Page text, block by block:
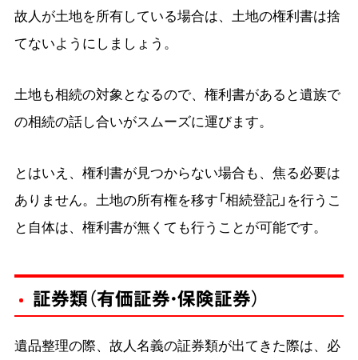
故人が土地を所有している場合は、土地の権利書は捨
てないようにしましょう。
土地も相続の対象となるので、権利書があると遺族で
の相続の話し合いがスムーズに運びます。
とはいえ、権利書が見つからない場合も、焦る必要は
ありません。土地の所有権を移す「相続登記」を行うこ
と自体は、権利書が無くても行うことが可能です。
証券類（有価証券・保険証券）
遺品整理の際、故人名義の証券類が出てきた際は、必